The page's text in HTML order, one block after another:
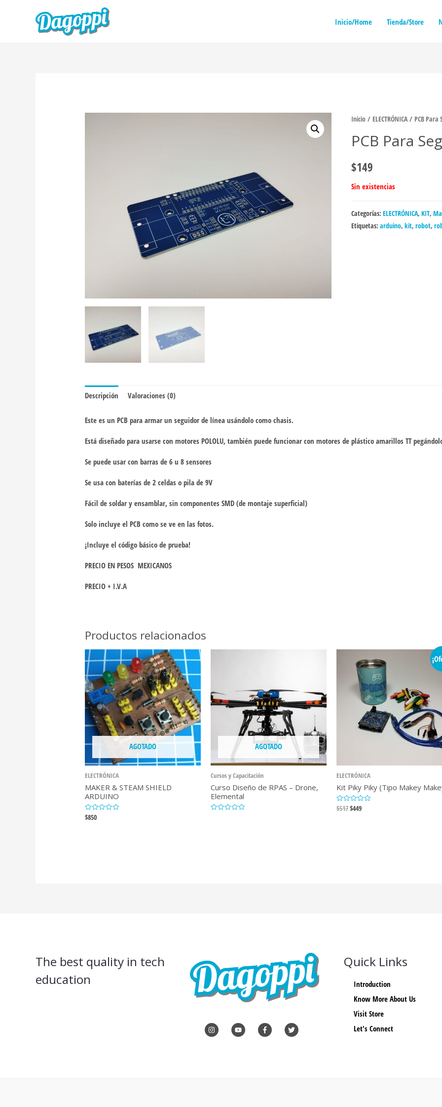
Inicio/Home Tienda/Store
Inicio / ELECTRÓNICA/ PCB Para
PCB Para
$149
Sin existencias
Categorías: ELECTRÓNICA, KIT,
Etiquetas: arduino, kit, robot,
Descripción Valoraciones (0)
Este es un PCB para armar un seguidor de línea usándolo como chasis.
Está diseñado para usarse con motores POLOLU, también puede funcionar con motores de plástico amarillos TT
Se puede usar con barras de 6 u 8 sensores
Se usa con baterías de 2 celdas o pila de 9V
Fácil de soldar y ensamblar, sin componentes SMD (de montaje superficial)
Solo incluye el PCB como se ve en las fotos.
¡Incluye el código básico de prueba!
PRECIO EN PESOS MEXICANOS
PRECIO + I.V.A
Productos relacionados
AGOTADO
ELECTRÓNICA
MAKER & STEAM SHIELD
ARDUINO
Valorado
$850
AGOTADO
Cursos y Capacitación
Curso Diseño de RPAS – Drone,
Elemental
ELECTRÓNICA
Kit Piky Piky (Tipo Makey
Valorado
$517El
$449El
The best quality in tech
education
Quick Links
Introduction
Know More About Us
Visit Store
Let's Connect